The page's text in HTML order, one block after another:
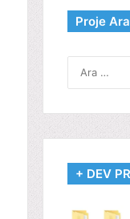
Proje Ara
+ DEV